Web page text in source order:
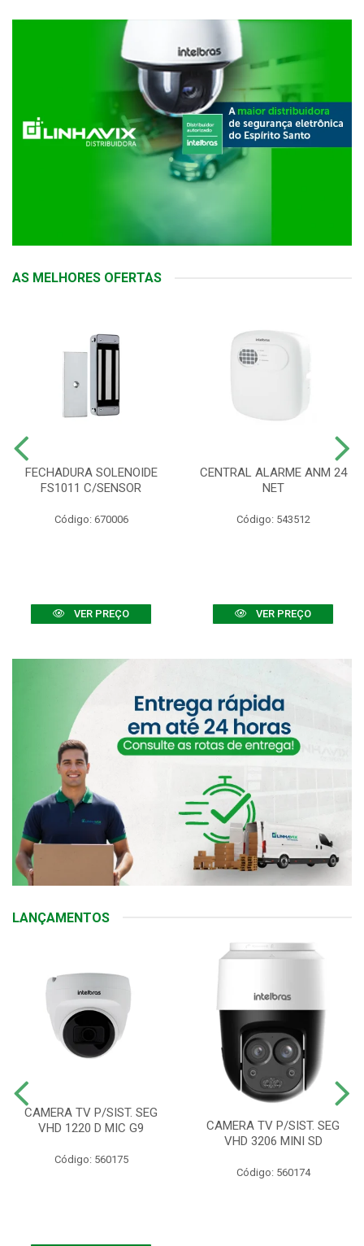
AS MELHORES OFERTAS
FECHADURA SOLENOIDE
FS1011 C/SENSOR
Código: 670006
VER PREÇO
CENTRAL ALARME ANM 24
NET
Código: 543512
VER PREÇO
LANÇAMENTOS
CAMERA TV P/SIST. SEG
VHD 1220 D MIC G9
Código: 560175
CAMERA TV P/SIST. SEG
VHD 3206 MINI SD
Código: 560174